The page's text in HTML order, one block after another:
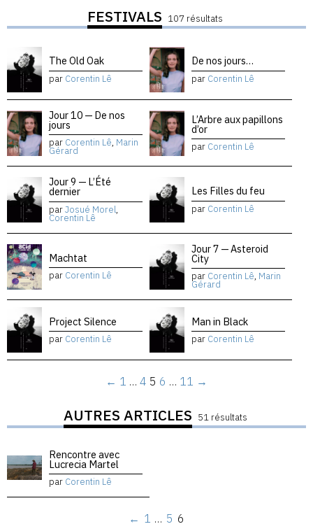
FESTIVALS 107 résultats
The Old Oak
par Corentin Lê
De nos jours…
par Corentin Lê
Jour 10 — De nos
jours
par Corentin Lê, Marin
Gérard
L’Arbre aux papillons
d’or
par Corentin Lê
Jour 9 — L’Été
dernier
parJosué Morel,
Corentin Lê
Les Filles du feu
par Corentin Lê
Machtat
par Corentin Lê
Jour 7 — Asteroid
City
par Corentin Lê, Marin
Gérard
Project Silence
par Corentin Lê
Man in Black
par Corentin Lê
← 1 … 4 5 6 … 11 →
AUTRES ARTICLES 51 résultats
Rencontre avec
Lucrecia Martel
par Corentin Lê
← 1 … 5 6